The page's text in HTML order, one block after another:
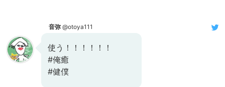
音弥 @otoya111
使う！！！！！！
#俺癒
#健僕